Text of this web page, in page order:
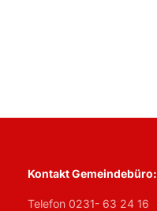
Kontakt Gemeindebüro:
Telefon 0231- 63 24 16